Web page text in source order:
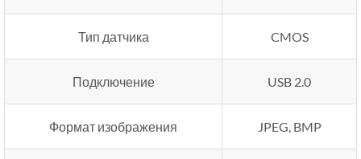
Тип датчика CMOS
Подключение USB 2.0
Формат изображения JPEG, BMP